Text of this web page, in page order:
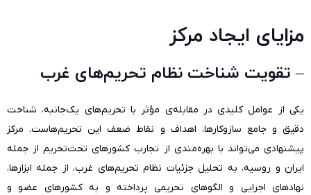
مزایای ایجاد مرکز
– تقویت شناخت نظام تحریم‌های غرب
یکی از عوامل کلیدی در مقابله‌ی مؤثر با تحریم‌های یک‌جانبه، شناخت
دقیق و جامع سازوکارها، اهداف و نقاط ضعف این تحریم‌هاست. مرکز
پیشنهادی می‌تواند با بهره‌مندی از تجارب کشورهای تحت‌تحریم از جمله
ایران و روسیه، به تحلیل جزئیات نظام تحریم‌های غرب، از جمله ابزارها،
نهادهای اجرایی و الگوهای تحریمی پرداخته و به کشورهای عضو و